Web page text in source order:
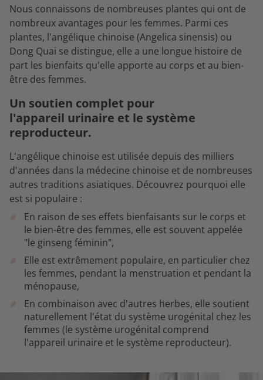
Nous connaissons de nombreuses plantes qui ont de
nombreux avantages pour les femmes. Parmi ces
plantes, l'angélique chinoise (Angelica sinensis) ou
Dong Quai se distingue, elle a une longue histoire de
part les bienfaits qu'elle apporte au corps et au bien-
être des femmes.
Un soutien complet pour
l'appareil urinaire et le système
reproducteur.
L'angélique chinoise est utilisée depuis des milliers
d'années dans la médecine chinoise et de nombreuses
autres traditions asiatiques. Découvrez pourquoi elle
est si populaire :
En raison de ses effets bienfaisants sur le corps et
le bien-être des femmes, elle est souvent appelée
"le ginseng féminin",
Elle est extrêmement populaire, en particulier chez
les femmes, pendant la menstruation et pendant la
ménopause,
En combinaison avec d'autres herbes, elle soutient
naturellement l'état du système urogénital chez les
femmes (le système urogénital comprend
l'appareil urinaire et le système reproducteur).